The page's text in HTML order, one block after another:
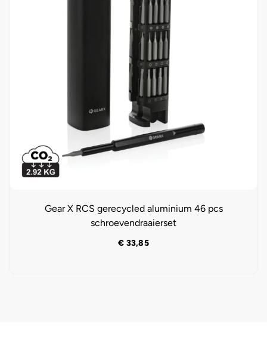
Gear X RCS gerecycled aluminium 46 pcs
schroevendraaierset
€ 33,85